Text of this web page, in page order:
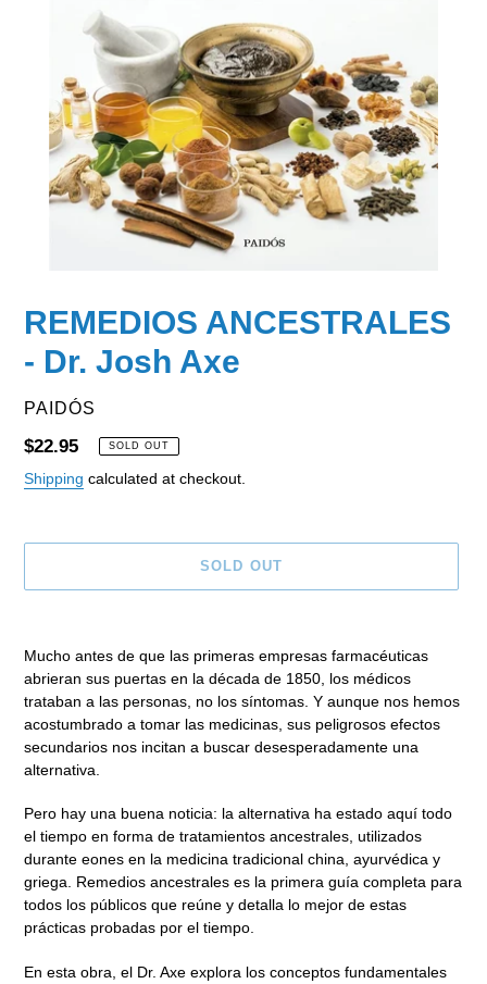
REMEDIOS ANCESTRALES
- Dr. Josh Axe
VENDOR
PAIDÓS
Regular
price
$22.95 SOLD OUT
Shipping calculated at checkout.
SOLD OUT
Mucho antes de que las primeras empresas farmacéuticas
abrieran sus puertas en la década de 1850, los médicos
trataban a las personas, no los síntomas. Y aunque nos hemos
acostumbrado a tomar las medicinas, sus peligrosos efectos
secundarios nos incitan a buscar desesperadamente una
alternativa.
Pero hay una buena noticia: la alternativa ha estado aquí todo
el tiempo en forma de tratamientos ancestrales, utilizados
durante eones en la medicina tradicional china, ayurvédica y
griega. Remedios ancestrales es la primera guía completa para
todos los públicos que reúne y detalla lo mejor de estas
prácticas probadas por el tiempo.
En esta obra, el Dr. Axe explora los conceptos fundamentales